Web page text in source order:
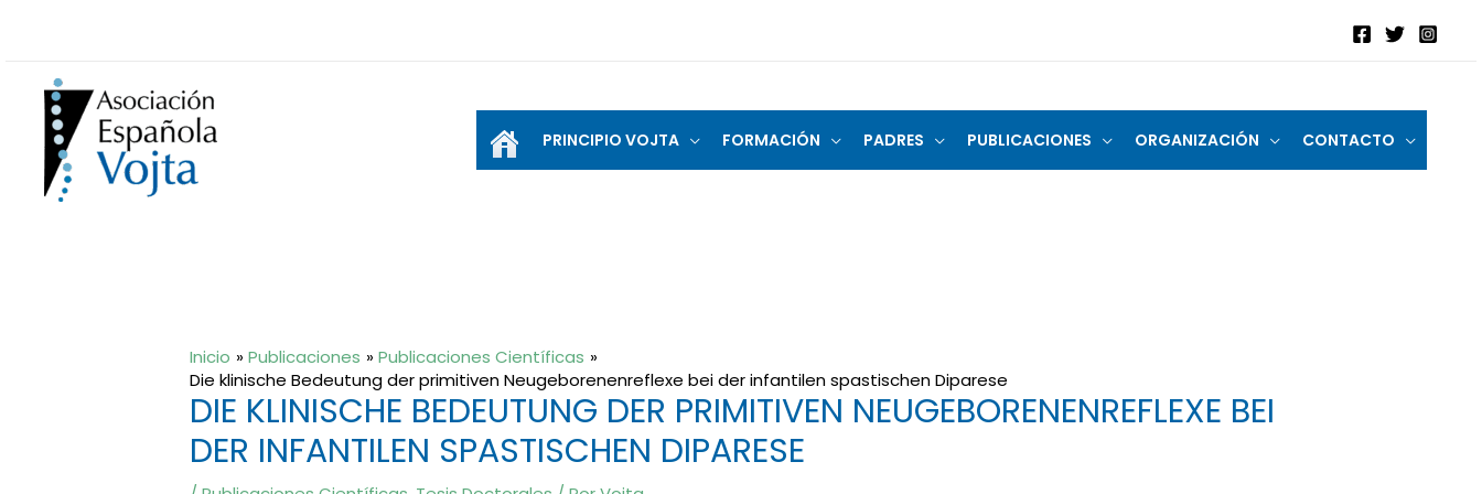
PRINCIPIO VOJTA FORMACIÓN PADRES PUBLICACIONES ORGANIZACIÓN CONTACTO
Inicio Publicaciones
Publicaciones Científicas
Die klinische Bedeutung der primitiven Neugeborenenreflexe bei der infantilen spastischen Diparese
DIE KLINISCHE BEDEUTUNG DER PRIMITIVEN NEUGEBORENENREFLEXE BEI
DER INFANTILEN SPASTISCHEN DIPARESE